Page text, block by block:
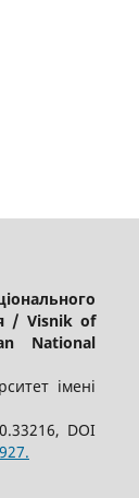
/ Visnik of
National
імені
DOI